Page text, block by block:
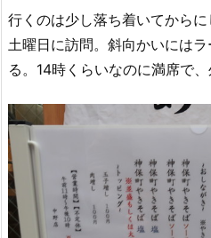
行くのは少し落ち着いてから
土曜日に訪問。斜向かいには
る。14時くらいなのに満席で